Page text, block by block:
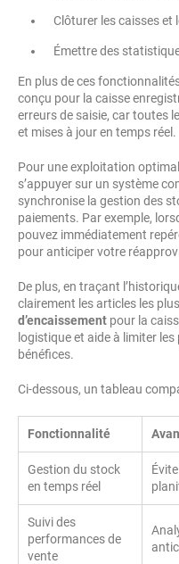
Clôturer les caisses et
Émettre des
En plus de ces
conçu pour la caisse
erreurs de saisie, car toutes
et mises à jour en temps réel.
Pour une exploitation
s’appuyer sur un système
synchronise la gestion des
paiements. Par exemple,
pouvez immédiatement
pour anticiper votre
De plus, en traçant
clairement les articles les
d’encaissement pour la
logistique et aide à limiter
bénéfices.
Ci-dessous, un tableau
Fonctionnalité
Gestion du stock
en temps réel
Suivi des
performances de
vente